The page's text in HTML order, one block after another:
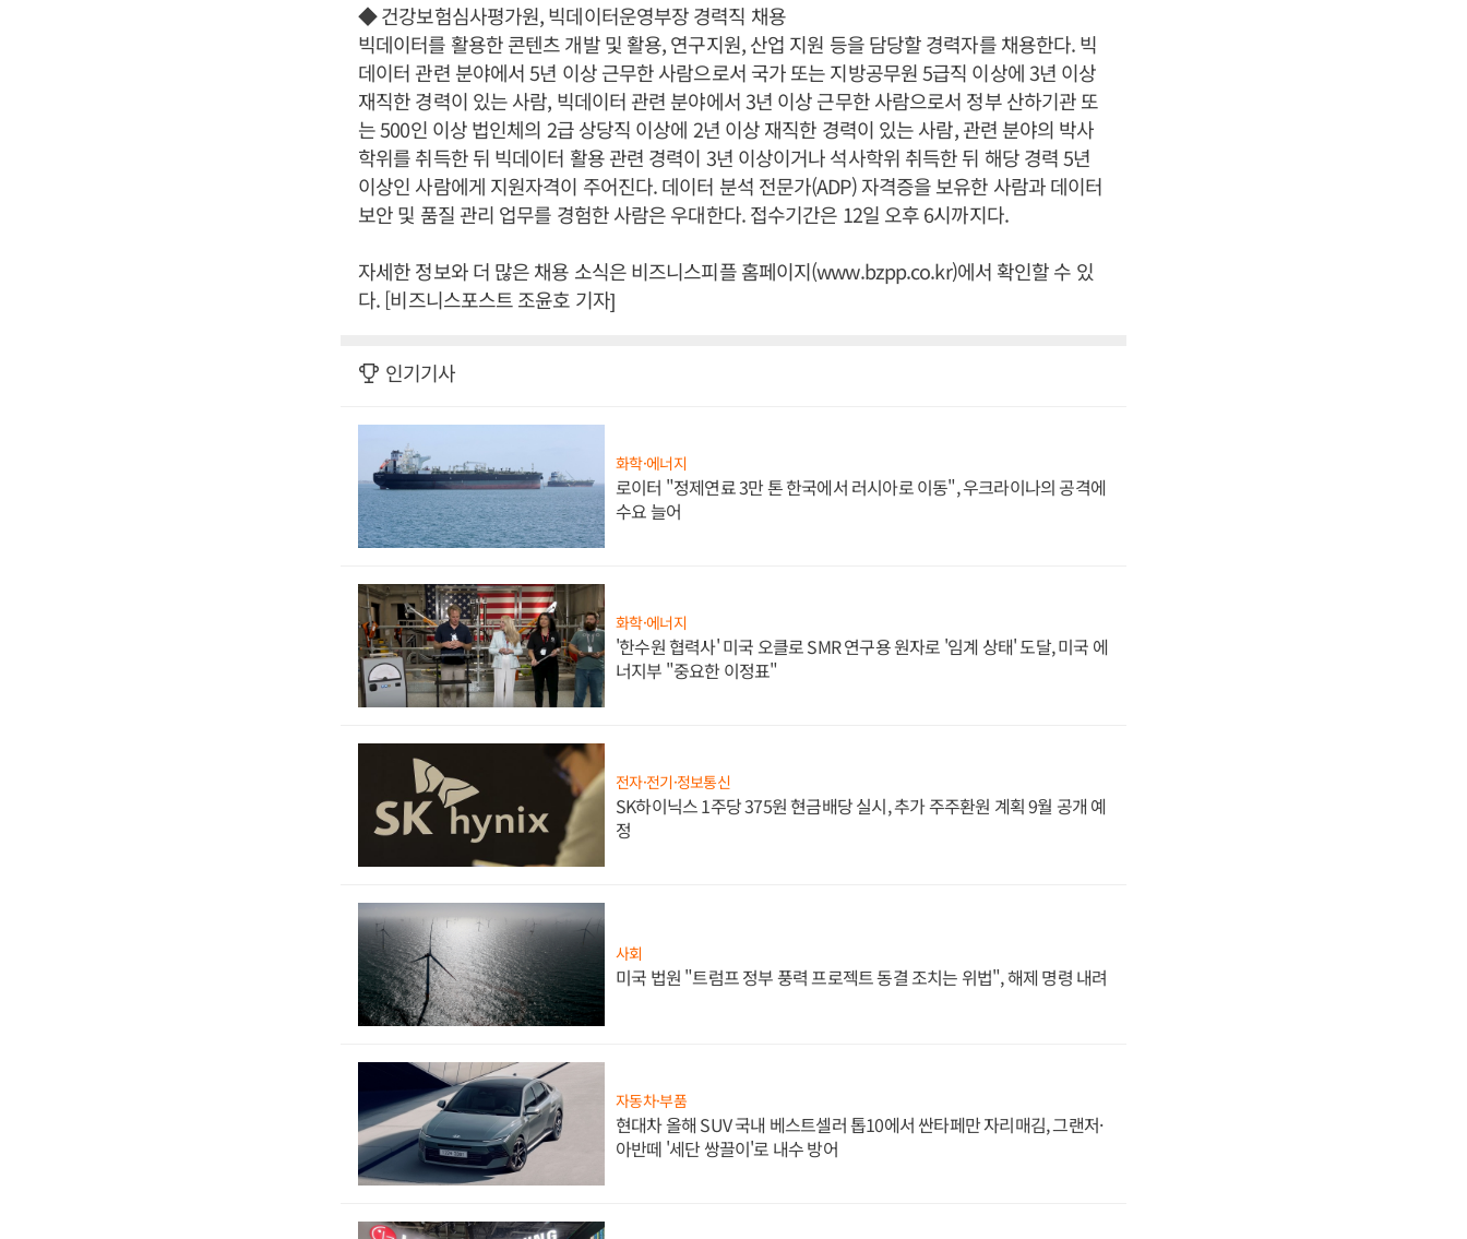
◆ 건강보험심사평가원, 빅데이터운영부장 경력직 채용
빅데이터를 활용한 콘텐츠 개발 및 활용, 연구지원, 산업 지원 등을 담당할 경력자를 채용한다. 빅
데이터 관련 분야에서 5년 이상 근무한 사람으로서 국가 또는 지방공무원 5급직 이상에 3년 이상
재직한 경력이 있는 사람, 빅데이터 관련 분야에서 3년 이상 근무한 사람으로서 정부 산하기관 또
는 500인 이상 법인체의 2급 상당직 이상에 2년 이상 재직한 경력이 있는 사람, 관련 분야의 박사
학위를 취득한 뒤 빅데이터 활용 관련 경력이 3년 이상이거나 석사학위 취득한 뒤 해당 경력 5년
이상인 사람에게 지원자격이 주어진다. 데이터 분석 전문가(ADP) 자격증을 보유한 사람과 데이터
보안 및 품질 관리 업무를 경험한 사람은 우대한다. 접수기간은 12일 오후 6시까지다.
자세한 정보와 더 많은 채용 소식은 비즈니스피플 홈페이지(www.bzpp.co.kr)에서 확인할 수 있
다. [비즈니스포스트 조윤호 기자]
인기기사
화학·에너지
로이터 "정제연료 3만 톤 한국에서 러시아로 이동", 우크라이나의 공격에
수요 늘어
화학·에너지
'한수원 협력사' 미국 오클로 SMR 연구용 원자로 '임계 상태' 도달, 미국 에
너지부 "중요한 이정표"
전자·전기·정보통신
SK하이닉스 1주당 375원 현금배당 실시, 추가 주주환원 계획 9월 공개 예
정
사회
미국 법원 "트럼프 정부 풍력 프로젝트 동결 조치는 위법", 해제 명령 내려
자동차·부품
현대차 올해 SUV 국내 베스트셀러 톱10에서 싼타페만 자리매김, 그랜저·
아반떼 '세단 쌍끌이'로 내수 방어